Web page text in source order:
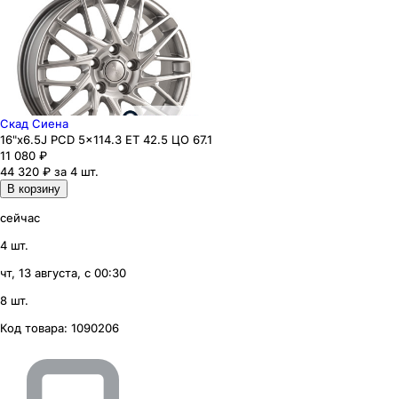
Скад Сиена
16"x6.5J PCD 5x114.3 ЕТ 42.5 ЦО 67.1
11 080 ₽
44 320 ₽ за 4 шт.
В корзину
сейчас
4 шт.
чт, 13 августа, с 00:30
8 шт.
Код товара: 1090206